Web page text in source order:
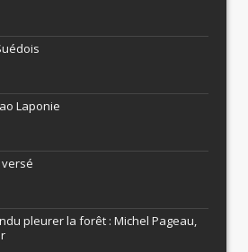
Laponie
pleurer la forêt : Michel Pageau,